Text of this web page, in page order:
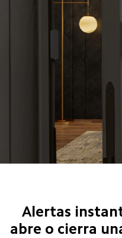
Alertas
abre o cierra